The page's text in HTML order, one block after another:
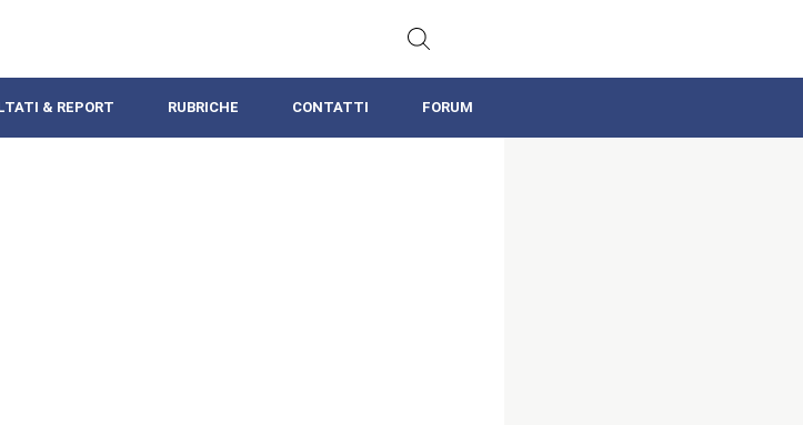
& REPORT RUBRICHE CONTATTI FORUM